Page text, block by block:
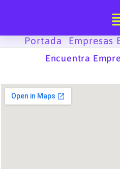
Portada
Empresas
Encuentra